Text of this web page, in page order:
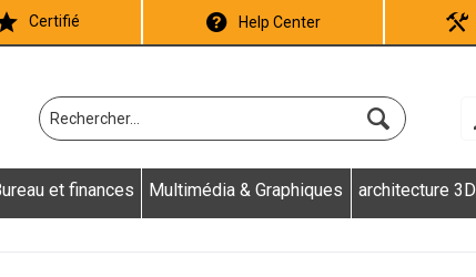
Certifié Help Center
et finances Multimédia & Graphiques architecture